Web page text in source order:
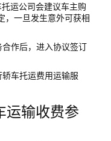
运公司会建议车主购
，一旦发生意外可获相
作后，进入协议签订
车托运费用运输服
运输收费参